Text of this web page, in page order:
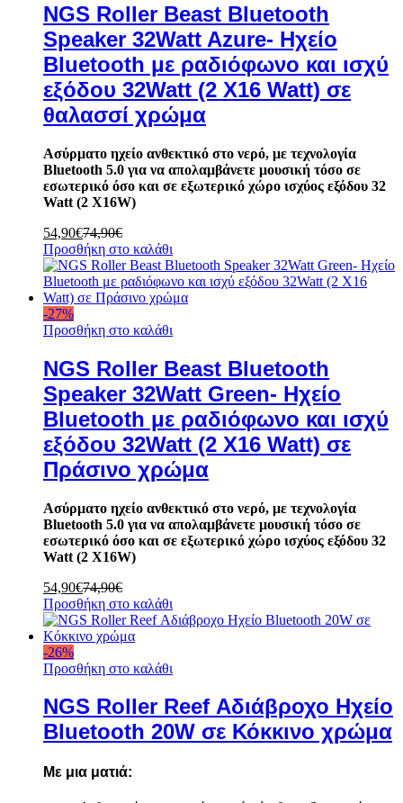
NGS Roller Beast Bluetooth
Speaker 32Watt Azure- Ηχείο
Bluetooth με ραδιόφωνο και ισχύ
εξόδου 32Watt (2 X16 Watt) σε
θαλασσί χρώμα
Ασύρματο ηχείο ανθεκτικό στο νερό, με τεχνολογία
Bluetooth 5.0 για να απολαμβάνετε μουσική τόσο σε
εσωτερικό όσο και σε εξωτερικό χώρο ισχύος εξόδου 32
Watt (2 X16W)
54,90€74,90€
Προσθήκη στο καλάθι
-27%
Προσθήκη στο καλάθι
NGS Roller Beast Bluetooth
Speaker 32Watt Green- Ηχείο
Bluetooth με ραδιόφωνο και ισχύ
εξόδου 32Watt (2 X16 Watt) σε
Πράσινο χρώμα
Ασύρματο ηχείο ανθεκτικό στο νερό, με τεχνολογία
Bluetooth 5.0 για να απολαμβάνετε μουσική τόσο σε
εσωτερικό όσο και σε εξωτερικό χώρο ισχύος εξόδου 32
Watt (2 X16W)
54,90€74,90€
Προσθήκη στο καλάθι
-26%
Προσθήκη στο καλάθι
NGS Roller Reef Αδιάβροχο Ηχείο
Bluetooth 20W σε Κόκκινο χρώμα
Με μια ματιά: